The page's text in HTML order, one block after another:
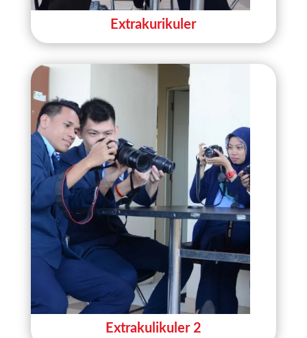
Extrakurikuler
Extrakulikuler 2